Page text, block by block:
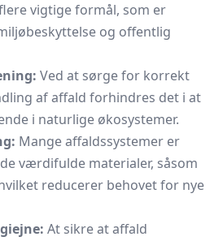
vigtige formål, som er
og offentlig
Ved at sørge for korrekt
af affald forhindres det i at
i naturlige økosystemer.
Mange affaldssystemer er
værdifulde materialer, såsom
reducerer behovet for nye
At sikre at affald